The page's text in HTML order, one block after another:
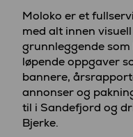
Moloko er et
med alt innen
grunnleggende
løpende oppgaver
bannere,
annonser og
til i Sandefjord og
Bjerke.